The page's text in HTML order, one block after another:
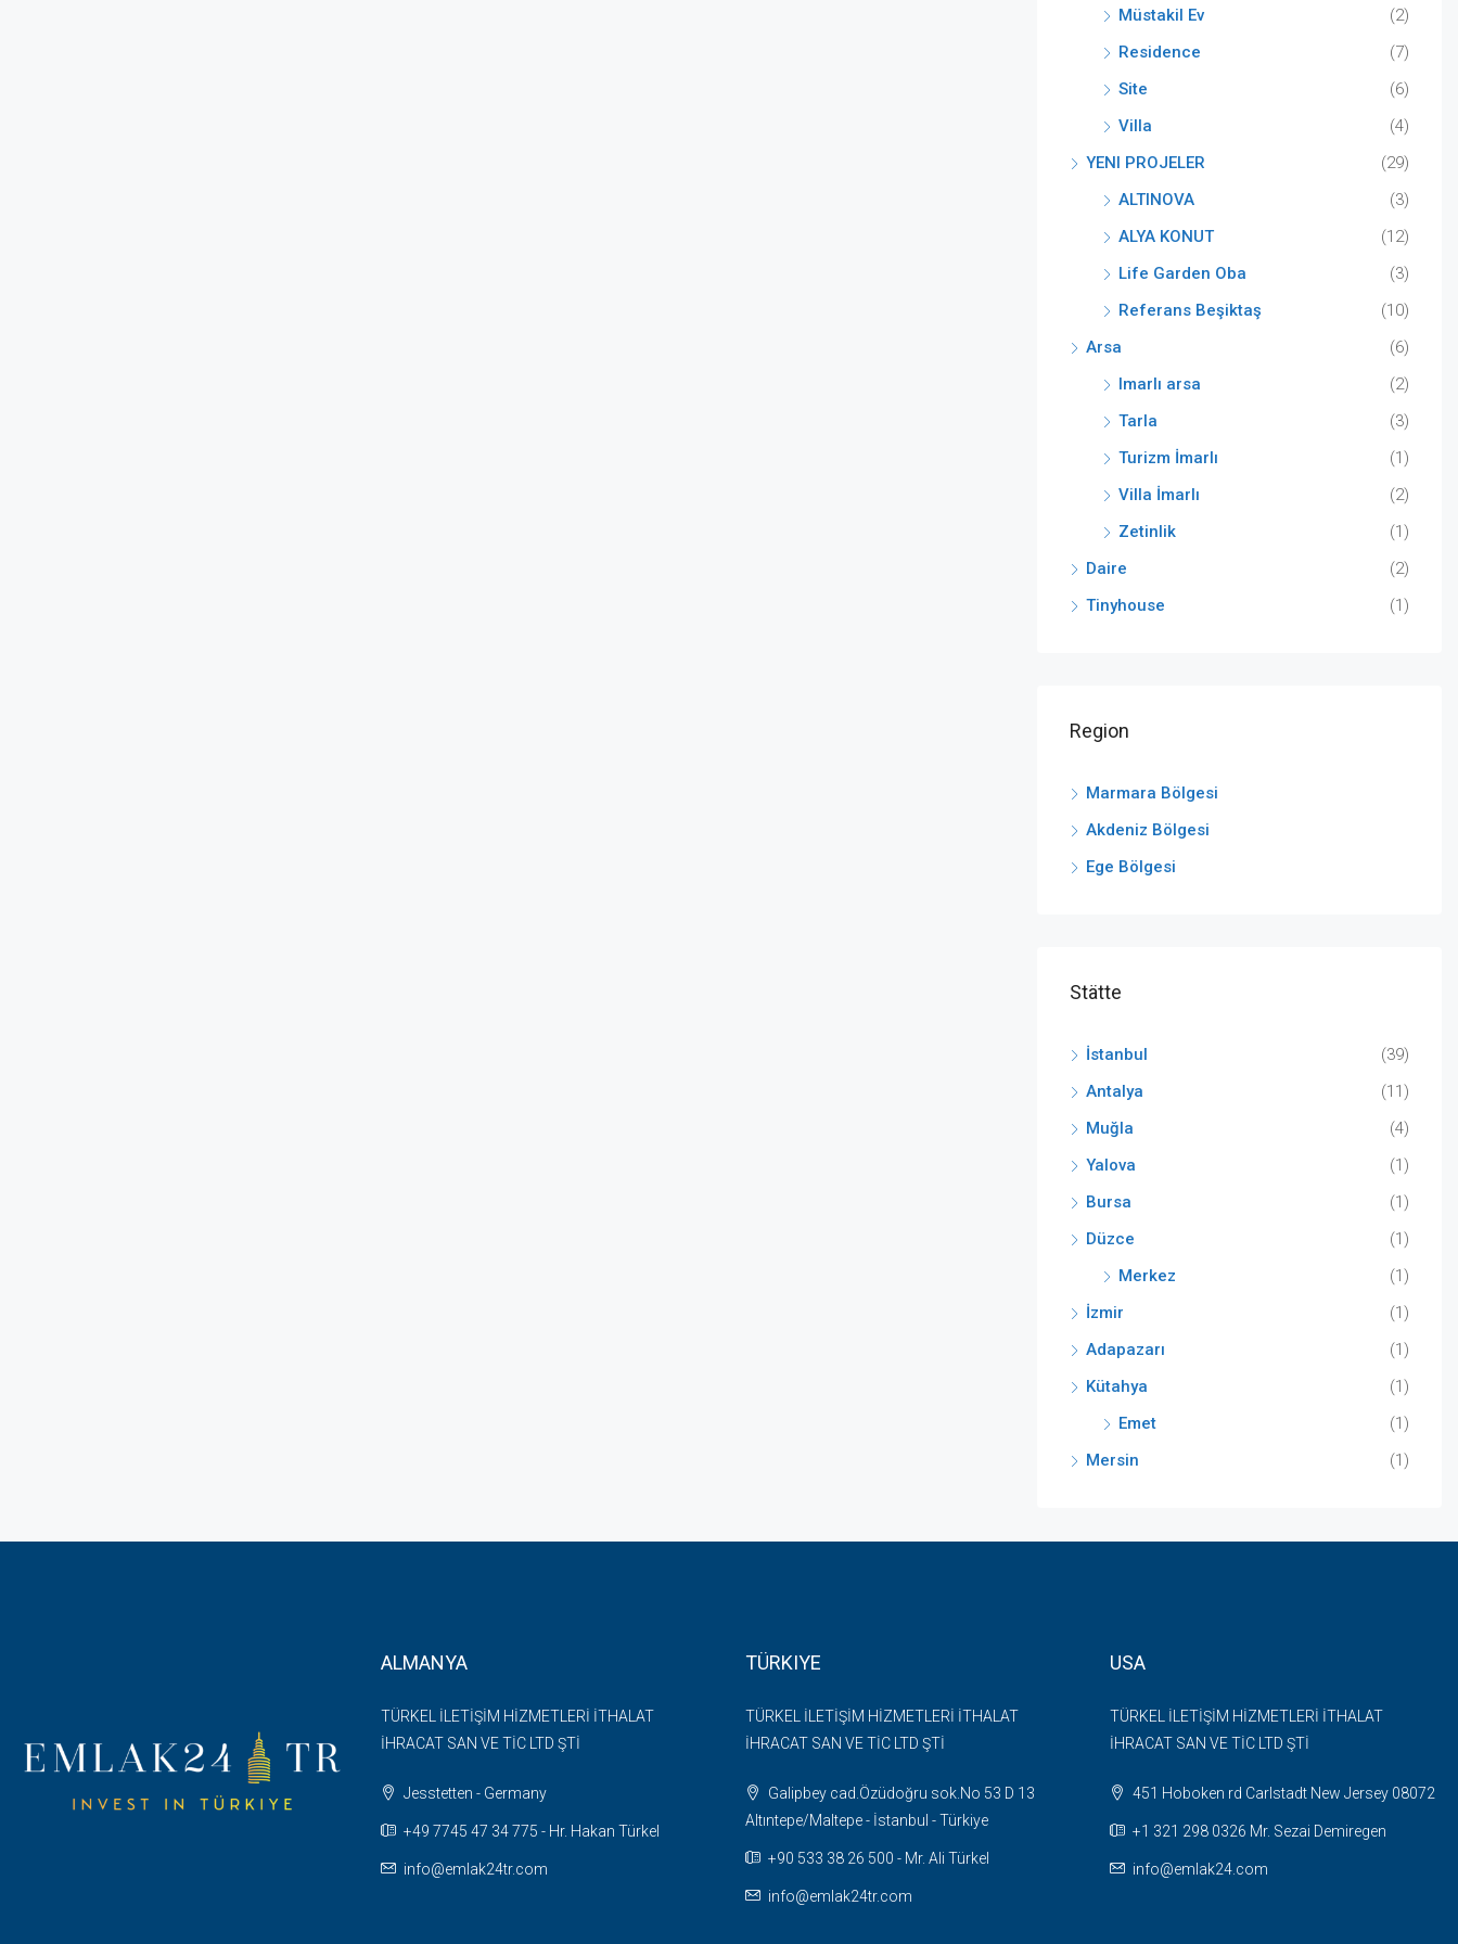
Müstakil Ev
(2)
Residence
(7)
Site
(6)
Villa
(4)
YENI PROJELER
(29)
ALTINOVA
(3)
ALYA KONUT
(12)
Life Garden Oba
(3)
Referans Beşiktaş
(10)
Arsa
(6)
Imarlı arsa
(2)
Tarla
(3)
Turizm İmarlı
(1)
Villa İmarlı
(2)
Zetinlik
(1)
Daire
(2)
Tinyhouse
(1)
Region
Marmara Bölgesi
Akdeniz Bölgesi
Ege Bölgesi
Stätte
İstanbul
(39)
Antalya
(11)
Muğla
(4)
Yalova
(1)
Bursa
(1)
Düzce
(1)
Merkez
(1)
İzmir
(1)
Adapazarı
(1)
Kütahya
(1)
Emet
(1)
Mersin
(1)
ALMANYA
TÜRKEL İLETİŞİM HİZMETLERİ İTHALAT
İHRACAT SAN VE TİC LTD ŞTİ
Jesstetten - Germany
+49 7745 47 34 775 - Hr. Hakan Türkel
info@emlak24tr.com
TÜRKIYE
TÜRKEL İLETİŞİM HİZMETLERİ İTHALAT
İHRACAT SAN VE TİC LTD ŞTİ
Galipbey cad.Özüdoğru sok.No 53 D 13
Altıntepe/Maltepe - İstanbul - Türkiye
+90 533 38 26 500 - Mr. Ali Türkel
info@emlak24tr.com
USA
TÜRKEL İLETİŞİM HİZMETLERİ İTHALAT
İHRACAT SAN VE TİC LTD ŞTİ
451 Hoboken rd Carlstadt New Jersey 08072
+1 321 298 0326 Mr. Sezai Demiregen
info@emlak24.com